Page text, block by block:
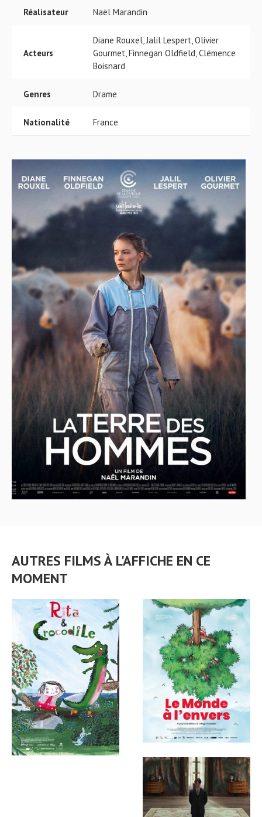
Réalisateur Naël Marandin
Acteurs
Diane Rouxel, Jalil Lespert, Olivier
Gourmet, Finnegan Oldfield, Clémence
Boisnard
Genres Drame
Nationalité France
AUTRES FILMS À L'AFFICHE EN CE
MOMENT